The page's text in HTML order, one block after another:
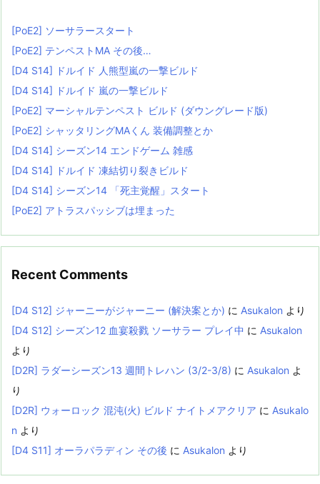
[PoE2] ソーサラースタート
[PoE2] テンペストMA その後…
[D4 S14] ドルイド 人熊型嵐の一撃ビルド
[D4 S14] ドルイド 嵐の一撃ビルド
[PoE2] マーシャルテンペスト ビルド (ダウングレード版)
[PoE2] シャッタリングMAくん 装備調整とか
[D4 S14] シーズン14 エンドゲーム 雑感
[D4 S14] ドルイド 凍結切り裂きビルド
[D4 S14] シーズン14 「死主覚醒」スタート
[PoE2] アトラスパッシブは埋まった
Recent Comments
[D4 S12] ジャーニーがジャーニー (解決案とか) に Asukalon より
[D4 S12] シーズン12 血宴殺戮 ソーサラー プレイ中 に Asukalon
より
[D2R] ラダーシーズン13 週間トレハン (3/2-3/8) に Asukalon よ
り
[D2R] ウォーロック 混沌(火) ビルド ナイトメアクリア に Asukalo
n より
[D4 S11] オーラパラディン その後 に Asukalon より